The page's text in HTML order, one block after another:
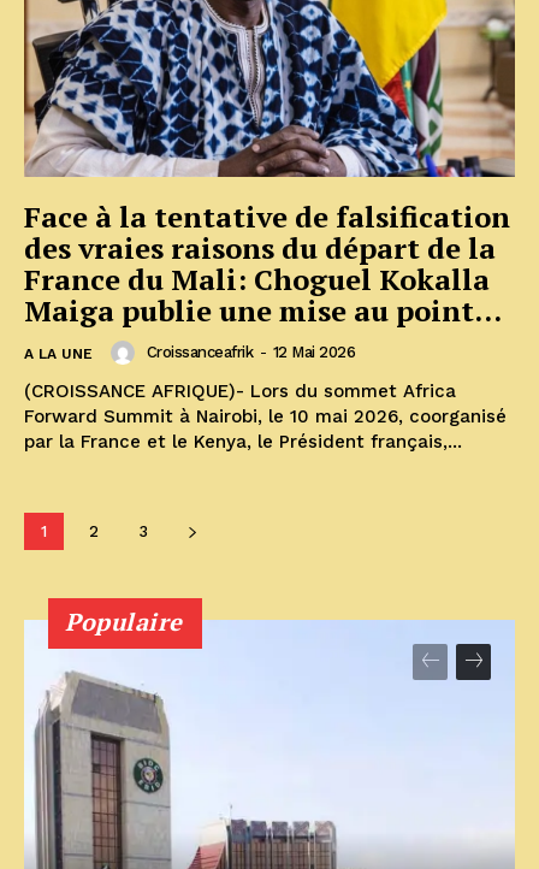
Face à la tentative de falsification
des vraies raisons du départ de la
France du Mali: Choguel Kokalla
Maiga publie une mise au point...
A LA UNE Croissanceafrik - 12 Mai 2026
(CROISSANCE AFRIQUE)- Lors du sommet Africa
Forward Summit à Nairobi, le 10 mai 2026, coorganisé
par la France et le Kenya, le Président français,...
1 2 3
Populaire